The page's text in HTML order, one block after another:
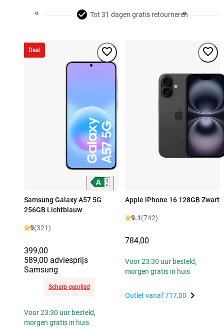
Tot 31 dagen gratis retourneren
Deal
Samsung Galaxy A57 5G
256GB Lichtblauw
9(321)
399,00
589,00 adviesprijs
Samsung
Scherp geprijsd
Voor 23:30 uur besteld,
morgen gratis in huis
Apple iPhone 16 128GB Zwart
9.1(742)
784,00
Voor 23:30 uur besteld,
morgen gratis in huis
Outlet vanaf717,00